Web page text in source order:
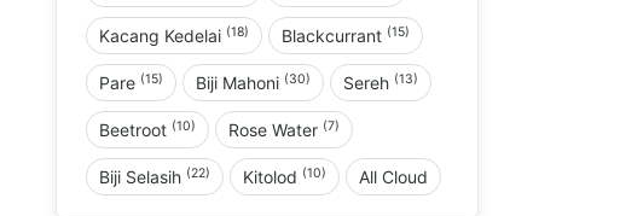
Kacang Kedelai (18) Blackcurrant (15)
Pare (15) Biji Mahoni (30) Sereh (13)
Beetroot (10) Rose Water (7)
Biji Selasih (22) Kitolod (10) All Cloud